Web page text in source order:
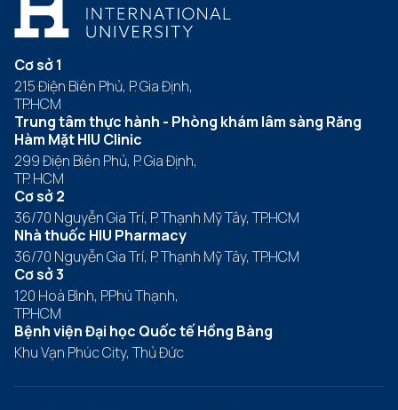
Cơ sở 1
215 Điện Biên Phủ, P. Gia Định,
TP.HCM
Trung tâm thực hành - Phòng khám lâm sàng Răng
Hàm Mặt HIU Clinic
299 Điện Biên Phủ, P. Gia Định,
TP. HCM
Cơ sở 2
36/70 Nguyễn Gia Trí, P. Thạnh Mỹ Tây, TP.HCM
Nhà thuốc HIU Pharmacy
36/70 Nguyễn Gia Trí, P. Thạnh Mỹ Tây, TP.HCM
Cơ sở 3
120 Hoà Bình, P.Phú Thạnh,
TP.HCM
Bệnh viện Đại học Quốc tế Hồng Bàng
Khu Vạn Phúc City, Thủ Đức